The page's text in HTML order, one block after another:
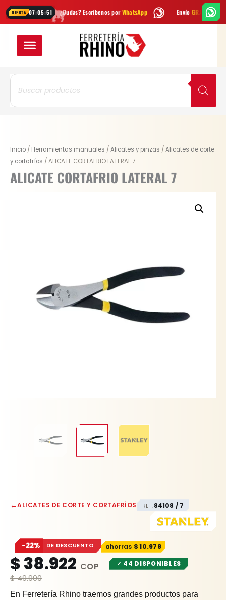
OFERTA 07:05:51
¿Dudas? Escríbenos porWhatsApp EnvíoGRATISen Bogotá
Búsqueda
productos
Inicio / Herramientas manuales /Alicates y pinzas /Alicates de corte
y cortafríos / ALICATE CORTAFRIO LATERAL 7
ALICATE CORTAFRIO LATERAL 7
←ALICATES DE CORTE Y CORTAFRÍOS REF.84108 / 7
−22% DE DESCUENTO $10.978
$49.900
Original
price
was:
$ 49.900.
$38.922
Current
price
is:
$ 38.922.
✓ 44 DISPONIBLES
En Ferretería Rhino traemos grandes productos para
ALICATE
CORTAFRIO
LATERAL
7